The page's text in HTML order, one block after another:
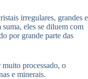
irregulares, grandes e
eles se diluem com
por grande parte das
processado, o
e minerais.